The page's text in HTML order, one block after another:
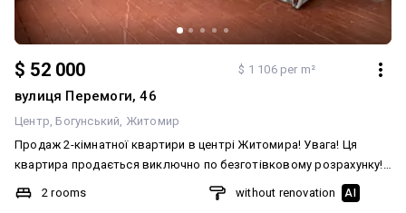
$ 52 000 $ 1 106 per m²
вулиця Перемоги, 46
Центр Богунський Житомир
Продаж 2-кімнатної квартири в центрі Житомира! Увага! Ця
квартира продається виключно по безготівковому розрахунку!
Пропонується до продажу світла та затишна 2-кімнатна
2 rooms
without renovation AI